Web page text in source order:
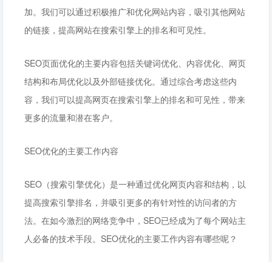
加。我们可以通过积极推广和优化网站内容，吸引其他网站
的链接，提高网站在搜索引擎上的排名和可见性。
SEO页面优化的主要内容包括关键词优化、内容优化、网页
结构和布局优化以及外部链接优化。通过综合考虑这些内
容，我们可以提高网页在搜索引擎上的排名和可见性，带来
更多的流量和潜在客户。
SEO优化的主要工作内容
SEO（搜索引擎优化）是一种通过优化网页内容和结构，以
提高搜索引擎排名，并吸引更多的有针对性的访问者的方
法。在如今激烈的网络竞争中，SEO已经成为了每个网站主
人必备的技术手段。SEO优化的主要工作内容有哪些呢？